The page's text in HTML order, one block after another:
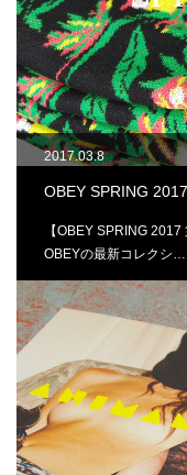
2017.03.8
OBEY SPRING
【OBEY SPRING
OBEYの最新コレクシ…